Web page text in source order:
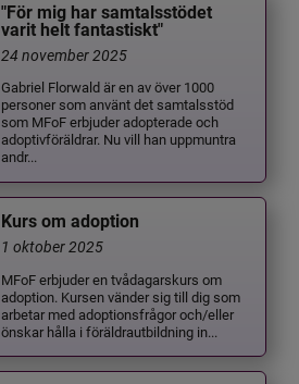
"För mig har samtalsstödet
varit helt fantastiskt"
24 november 2025
Gabriel Florwald är en av över 1000
personer som använt det samtalsstöd
som MFoF erbjuder adopterade och
adoptivföräldrar. Nu vill han uppmuntra
andr...
Kurs om adoption
1 oktober 2025
MFoF erbjuder en tvådagarskurs om
adoption. Kursen vänder sig till dig som
arbetar med adoptionsfrågor och/eller
önskar hålla i föräldrautbildning in...